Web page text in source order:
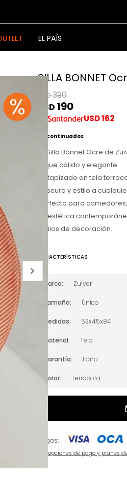
EL PAÍS
SILLA BONNET
USD390
USD 190
USD162
Discontinuados
La Silla Bonnet Ocre de
toque cálido y elegante.
Su tapizado en tela
frescura y estilo a
perfecta para
Su estética
estilos de decoración.
CARACTERÍSTICAS
Marca Zuiver
Tamaño Único
Medidas 53x45x84
Material Tela
Garantía 1 año
Color Terracota
Pagos:
Ver opciones de pago y planes